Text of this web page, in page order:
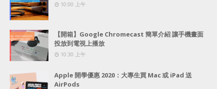
10:00 上午
【開箱】Google Chromecast 簡單介紹 讓手機畫面
投放到電視上播放
10:30 上午
Apple 開學優惠 2020：大專生買 Mac 或 iPad 送
AirPods